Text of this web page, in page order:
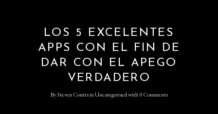
LOS 5 EXCELENTES
APPS CON EL FIN DE
DAR CON EL APEGO
VERDADERO
BySteven CouttsinUncategorisedwith0 Comments